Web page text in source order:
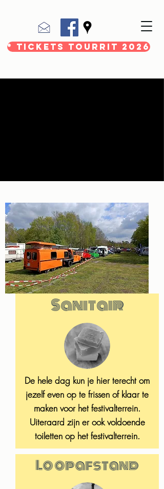
* Tickets Tourrit 2026
Sanitair
De hele dag kun je hier terecht om
jezelf even op te frissen of klaar te
maken voor het festivalterrein.
Uiteraard zijn er ook voldoende
toiletten op het festivalterrein.
Loopafstand